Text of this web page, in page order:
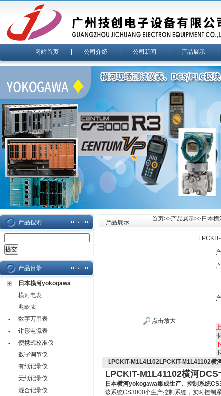
网站首页 公司介绍 公司新闻 产品展示
产品搜索
产品目录
日本横河yokogawa
-
横河电表
-
兆欧表
-
数字万用表
-
钳形电流表
-
便携式校准仪
-
数字调节仪
-
有纸记录仪
-
无纸记录仪
-
混合记录仪
产品展示
首页>>产品展示>>日本
点击放大
LPCKIT-M1L41102LPCKIT-M1L41102横
LPCKIT-M1L41102横河DCS
日本横河yokogawa集成生产、控制系统
该系统CS3000个生产控制系统，实时控制